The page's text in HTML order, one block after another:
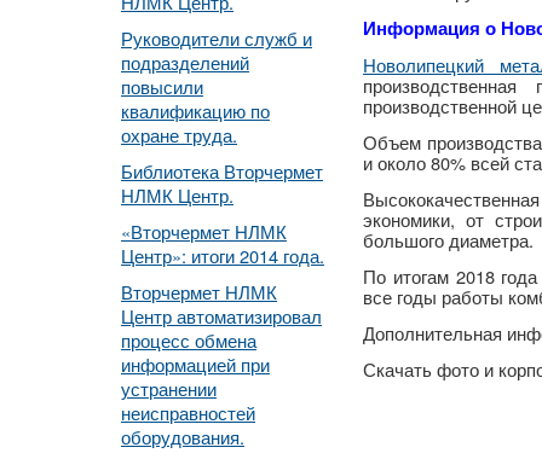
Руководители служб и
подразделений
повысили
квалификацию по
охране труда.
Библиотека Вторчермет
НЛМК Центр.
«Вторчермет НЛМК
Центр»: итоги 2014 года.
Вторчермет НЛМК
Центр автоматизировал
процесс обмена
информацией при
устранении
неисправностей
оборудования.
Информация о
Новолипецкий
производственной
Объем
и около 80% всей
экономики, от
большого диаметра.
По итогам 2018
все годы работы
Дополнительная
Скачать фото и